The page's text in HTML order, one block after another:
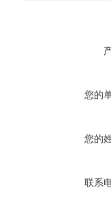
您的
您的
联系